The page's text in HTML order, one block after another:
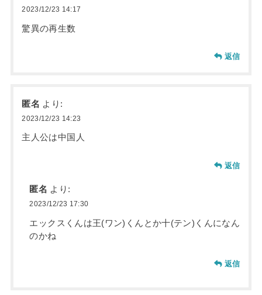
2023/12/23 14:17
驚異の再生数
返信
匿名 より:
2023/12/23 14:23
主人公は中国人
返信
匿名 より:
2023/12/23 17:30
エックスくんは王(ワン)くんとか十(テン)くんになん
のかね
返信